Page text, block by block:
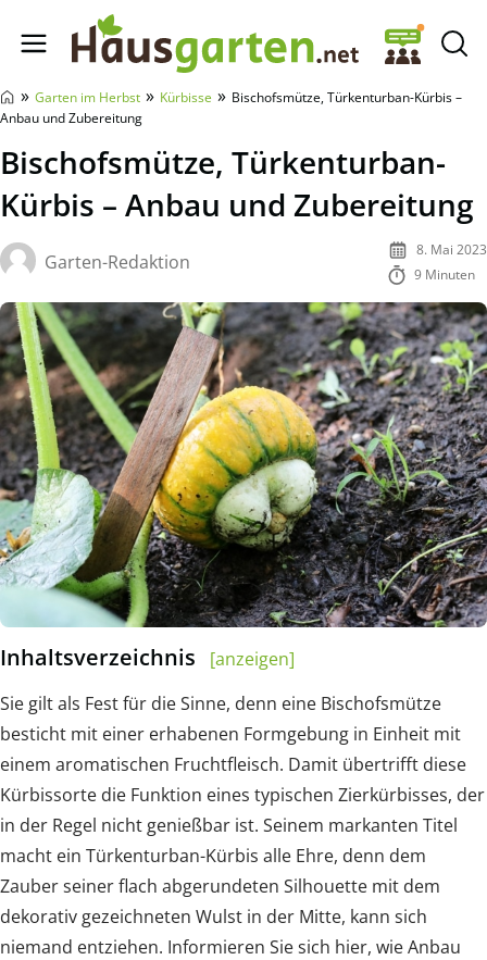
Hausgarten.net
» Garten im Herbst » Kürbisse » Bischofsmütze, Türkenturban-Kürbis –
Anbau und Zubereitung
Bischofsmütze, Türkenturban-
Kürbis – Anbau und Zubereitung
Garten-Redaktion
8. Mai 2023
9 Minuten
Inhaltsverzeichnis
[anzeigen]
Sie gilt als Fest für die Sinne, denn eine Bischofsmütze
besticht mit einer erhabenen Formgebung in Einheit mit
einem aromatischen Fruchtfleisch. Damit übertrifft diese
Kürbissorte die Funktion eines typischen Zierkürbisses, der
in der Regel nicht genießbar ist. Seinem markanten Titel
macht ein Türkenturban-Kürbis alle Ehre, denn dem
Zauber seiner flach abgerundeten Silhouette mit dem
dekorativ gezeichneten Wulst in der Mitte, kann sich
niemand entziehen. Informieren Sie sich hier, wie Anbau